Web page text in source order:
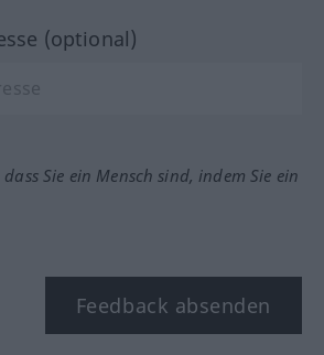
(optional)
Sie ein Mensch sind, indem Sie ein
Feedback absenden